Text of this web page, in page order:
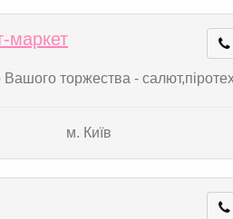
маркет
торжества -
м. Київ